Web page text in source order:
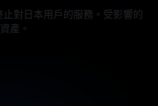
對日本用戶的服務。受影響的
產。